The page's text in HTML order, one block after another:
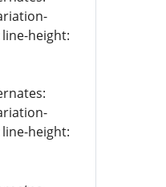
height:
height: